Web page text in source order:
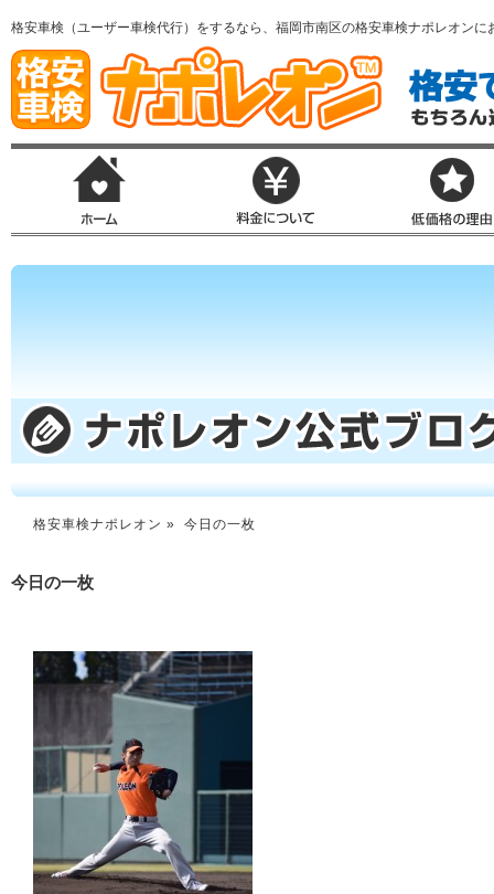
格安車検（ユーザー車検代行）をするなら、福岡市南区の格安車検ナポレオンに
格安車検ナポレオン » 今日の一枚
今日の一枚